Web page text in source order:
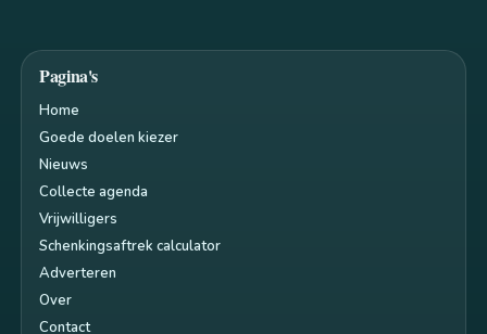
Pagina's
Home
Goede doelen kiezer
Nieuws
Collecte agenda
Vrijwilligers
Schenkingsaftrek calculator
Adverteren
Over
Contact